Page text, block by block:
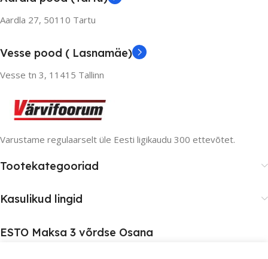
Aardla 27, 50110 Tartu
Vesse pood ( Lasnamäe)
Vesse tn 3, 11415 Tallinn
Varustame regulaarselt üle Eesti ligikaudu 300 ettevõtet.
Tootekategooriad
Kasulikud lingid
ESTO Maksa 3 võrdse Osana